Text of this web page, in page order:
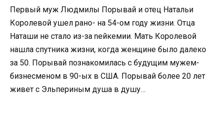
Первый муж Людмилы Порывай и отец Натальи
Королевой ушел рано- на 54-ом году жизни. Отца
Наташи не стало из-за nейкемии. Мать Королевой
нашла спутника жизни, когда женщине было далеко
за 50. Порывай познакомилась с будущим мужем-
бизнесменом в 90-ых в США. Порывай более 20 лет
живет с Эльпериным душа в душу…